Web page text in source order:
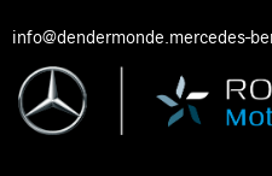
info@dendermonde.mercedes-